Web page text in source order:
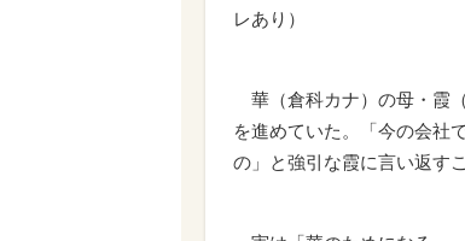
レあり）
華（倉科カナ）の母・霞
を進めていた。「今の会社
の」と強引な霞に言い返す